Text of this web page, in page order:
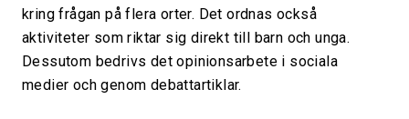
kring frågan på flera orter. Det ordnas också
aktiviteter som riktar sig direkt till barn och unga.
Dessutom bedrivs det opinionsarbete i sociala
medier och genom debattartiklar.